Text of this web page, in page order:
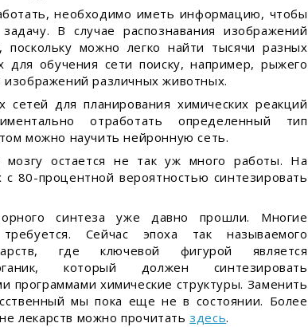
необходимо иметь информацию, чтобы
В случае распознавания изображений
можно легко найти тысячи разных
для обучения сети поиску, например, рыжего
изображений различных животных.
для планирования химических реакций
отработать определенный тип
можно научить нейронную сеть.
мозгу остается не так уж много работы. На
80-процентной вероятностью синтезировать
синтеза уже давно прошли. Многие
Сейчас эпоха так называемого
где ключевой фигурой является
который должен синтезировать
программами химические структуры. Заменить
мы пока еще не в состоянии. Более
лекарств можно прочитатьздесь.